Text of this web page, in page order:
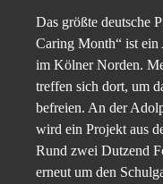
Das größte deutsche
Caring Month“ ist
im Kölner Norden.
treffen sich dort, um
befreien. An der
wird ein Projekt aus
Rund zwei Dutzend
erneut um den